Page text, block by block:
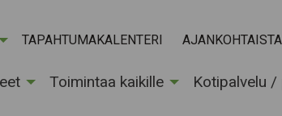
TAPAHTUMAKALENTERI AJANKOHTAISTA
Toimintaa kaikille Kotipalvelu /